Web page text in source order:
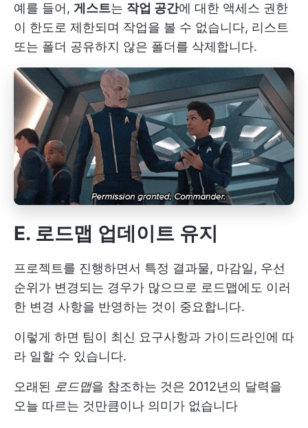
예를 들어, 게스트는 작업 공간에 대한 액세스 권한
이 한도로 제한되며 작업을 볼 수 없습니다, 리스트
또는 폴더 공유하지 않은 폴더를 삭제합니다.
E. 로드맵 업데이트 유지
프로젝트를 진행하면서 특정 결과물, 마감일, 우선
순위가 변경되는 경우가 많으므로 로드맵에도 이러
한 변경 사항을 반영하는 것이 중요합니다.
이렇게 하면 팀이 최신 요구사항과 가이드라인에 따
라 일할 수 있습니다.
오래된 로드맵을 참조하는 것은 2012년의 달력을
오늘 따르는 것만큼이나 의미가 없습니다